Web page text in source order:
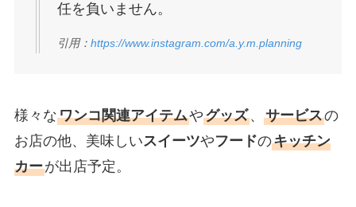
任を負いません。
引用： https://www.instagram.com/a.y.m.planning
様々なワンコ関連アイテムやグッズ、 サービスの
お店の他、美味しいスイーツやフードのキッチン
カーが出店予定。